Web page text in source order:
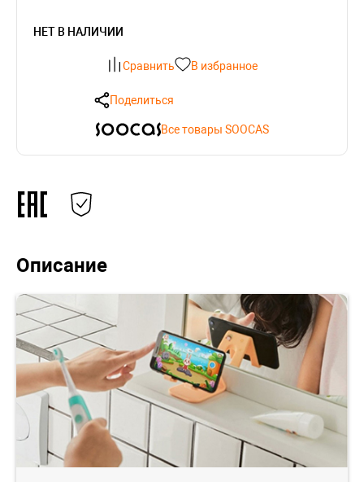
НЕТ В НАЛИЧИИ
Сравнить В избранное
Поделиться
Все товары SOOCAS
Описание